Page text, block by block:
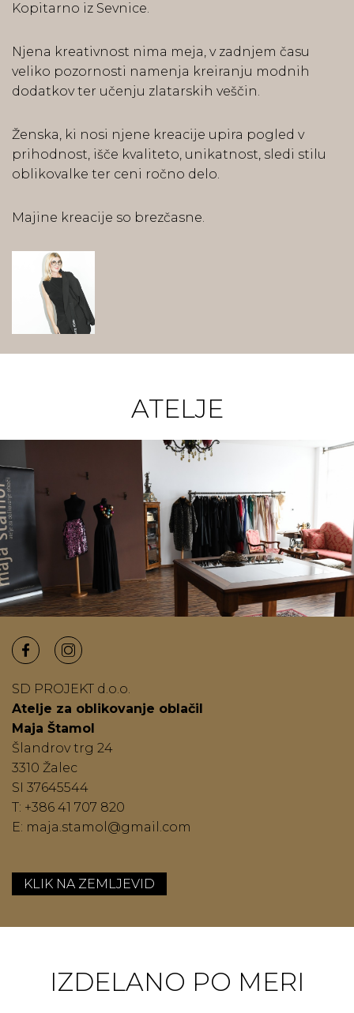
Kopitarno iz Sevnice.
Njena kreativnost nima meja, v zadnjem času
veliko pozornosti namenja kreiranju modnih
dodatkov ter učenju zlatarskih veščin.
Ženska, ki nosi njene kreacije upira pogled v
prihodnost, išče kvaliteto, unikatnost, sledi stilu
oblikovalke ter ceni ročno delo.
Majine kreacije so brezčasne.
ATELJE
SD PROJEKT d.o.o.
Atelje za oblikovanje oblačil
Maja Štamol
Šlandrov trg 24
3310 Žalec
SI 37645544
T: +386 41 707 820
E: maja.stamol@gmail.com
KLIK NA ZEMLJEVID
IZDELANO PO MERI